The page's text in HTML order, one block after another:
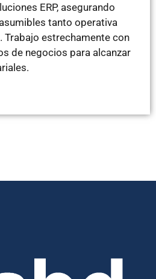
ERP, asegurando
tanto operativa
Trabajo estrechamente con
de negocios para alcanzar